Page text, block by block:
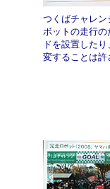
つくばチャレン
ボットの走行の
ドを設置した
変することは許